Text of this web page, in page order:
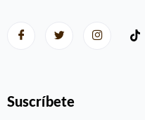
Suscríbete